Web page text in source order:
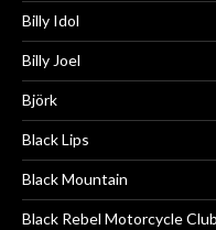
Billy Idol
Billy Joel
Björk
Black Lips
Black Mountain
Black Rebel Motorcycle Club